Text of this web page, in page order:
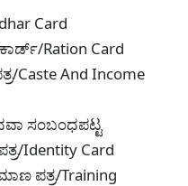
Card
Ration Card
Caste And Income
ಸಂಬಂಧಪಟ್ಟ
Identity Card
ಪತ್ರ/Training